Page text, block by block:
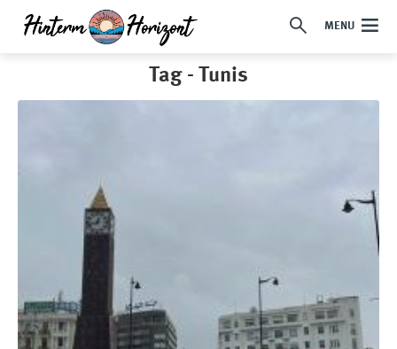
MENU
Tag - Tunis